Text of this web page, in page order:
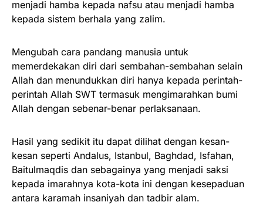
menjadi hamba kepada nafsu atau menjadi hamba
kepada sistem berhala yang zalim.
Mengubah cara pandang manusia untuk
memerdekakan diri dari sembahan-sembahan selain
Allah dan menundukkan diri hanya kepada perintah-
perintah Allah SWT termasuk mengimarahkan bumi
Allah dengan sebenar-benar perlaksanaan.
Hasil yang sedikit itu dapat dilihat dengan kesan-
kesan seperti Andalus, Istanbul, Baghdad, Isfahan,
Baitulmaqdis dan sebagainya yang menjadi saksi
kepada imarahnya kota-kota ini dengan kesepaduan
antara karamah insaniyah dan tadbir alam.